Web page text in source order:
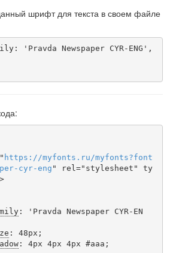
шрифт для текста в своем файле
https ://myfonts . ru/myfonts?font
cyr-eng " rel="stylesheet" ty
: 'Pravda Newspaper CYR-EN
: 48px;
: 4px 4px 4px #aaa;